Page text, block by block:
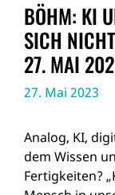
BÖHM: KI
ICH NICHT
7. MAI 2023
27. Mai 2023
Analog, KI,
dem Wissen
Fertigkeiten?